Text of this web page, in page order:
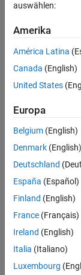
Sales
Finance and
Human
Büro- und
Derzeit
es
keine
offenen
Stellen,
Ihren
können
die
Suchkriterien
weiter
fassen
oder
alle
anzeigen .
auswählen:
Amerika
América Latina
Canada (English)
United States
Europa
Belgium (English)
Denmark (English)
Deutschland
España (Español)
Finland (English)
France (Français)
Ireland (English)
Italia (Italiano)
Luxembourg